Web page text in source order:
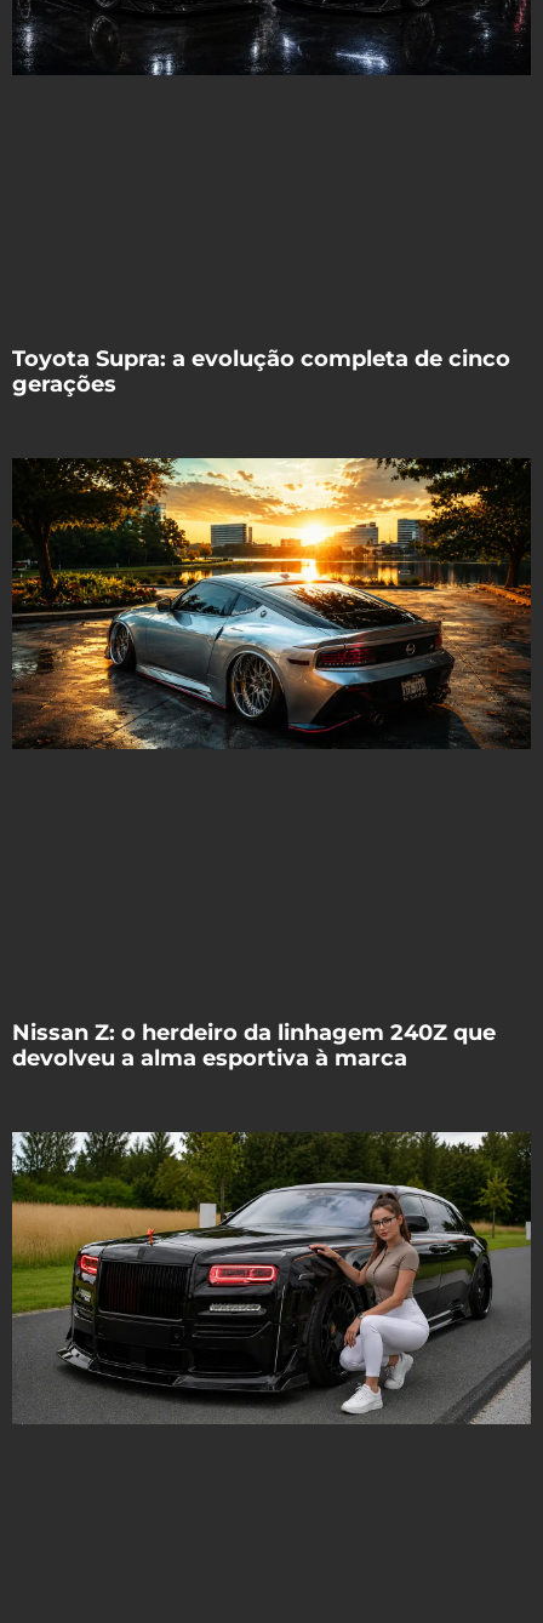
Toyota Supra: a evolução completa de cinco
gerações
Nissan Z: o herdeiro da linhagem 240Z que
devolveu a alma esportiva à marca